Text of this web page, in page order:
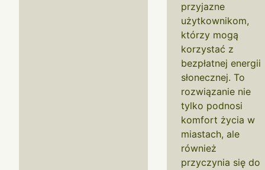
przyjazne
użytkownikom,
którzy mogą
korzystać z
bezpłatnej energii
słonecznej. To
rozwiązanie nie
tylko podnosi
komfort życia w
miastach, ale
również
przyczynia się do